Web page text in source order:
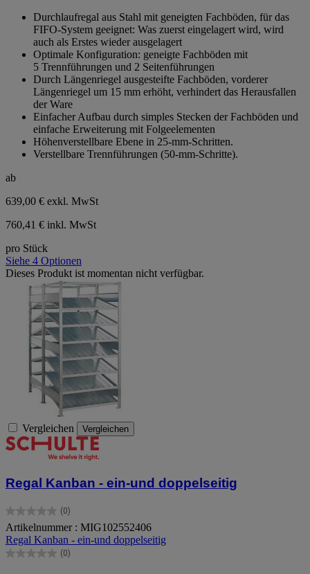
Sternen.
Durchlaufregal aus Stahl mit geneigten Fachböden, für das
FIFO-System geeignet: Was zuerst eingelagert wird, wird
auch als Erstes wieder ausgelagert
Optimale Konfiguration: geneigte Fachböden mit
5 Trennführungen und 2 Seitenführungen
Durch Längenriegel ausgesteifte Fachböden, vorderer
Längenriegel um 15 mm erhöht, verhindert das Herausfallen
der Ware
Einfacher Aufbau durch simples Stecken der Fachböden und
einfache Erweiterung mit Folgeelementen
Höhenverstellbare Ebene in 25‑mm‑Schritten.
Verstellbare Trennführungen (50‑mm‑Schritte).
ab
639,00 € exkl. MwSt
760,41 € inkl. MwSt
pro Stück
Siehe 4 Optionen
Dieses Produkt ist momentan nicht verfügbar.
Vergleichen Vergleichen
Regal Kanban - ein-und doppelseitig
(0)
0.0
von
5
Sternen.
Artikelnummer : MIG102552406
Regal Kanban - ein-und doppelseitig
(0)
0.0